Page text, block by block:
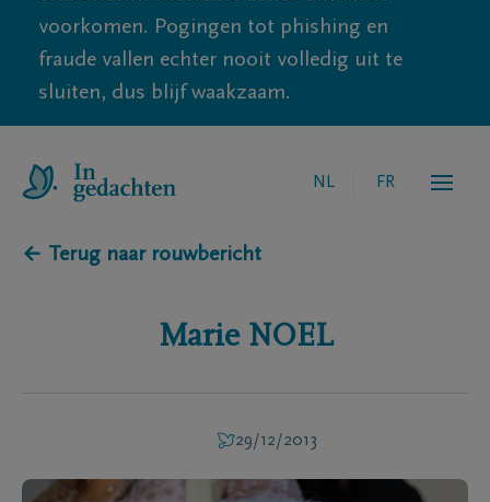
voorkomen. Pogingen tot phishing en
fraude vallen echter nooit volledig uit te
sluiten, dus blijf waakzaam.
NL FR
← Terug naar rouwbericht
Marie NOEL
29/12/2013